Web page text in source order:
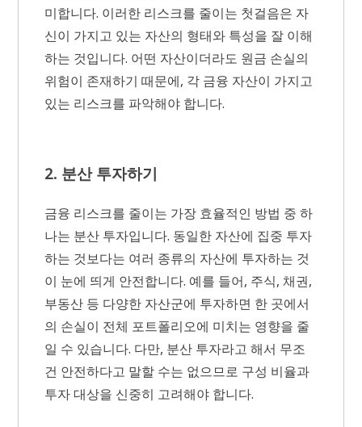
미합니다. 이러한 리스크를 줄이는 첫걸음은 자
신이 가지고 있는 자산의 형태와 특성을 잘 이해
하는 것입니다. 어떤 자산이더라도 원금 손실의
위험이 존재하기 때문에, 각 금융 자산이 가지고
있는 리스크를 파악해야 합니다.
2. 분산 투자하기
금융 리스크를 줄이는 가장 효율적인 방법 중 하
나는 분산 투자입니다. 동일한 자산에 집중 투자
하는 것보다는 여러 종류의 자산에 투자하는 것
이 눈에 띄게 안전합니다. 예를 들어, 주식, 채권,
부동산 등 다양한 자산군에 투자하면 한 곳에서
의 손실이 전체 포트폴리오에 미치는 영향을 줄
일 수 있습니다. 다만, 분산 투자라고 해서 무조
건 안전하다고 말할 수는 없으므로 구성 비율과
투자 대상을 신중히 고려해야 합니다.